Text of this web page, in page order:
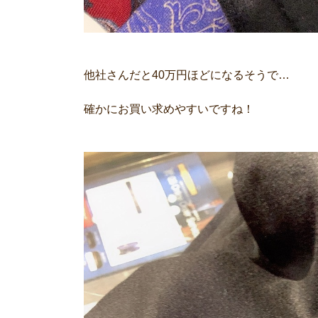
他社さんだと40万円ほどになるそうで…
確かにお買い求めやすいですね！